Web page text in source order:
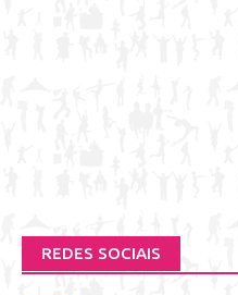
REDES SOCIAIS